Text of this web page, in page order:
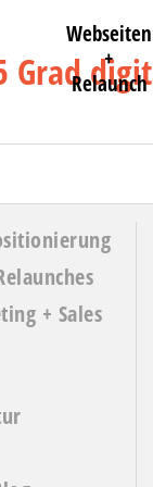
Webseiten
+
Relaunch
+ Sales